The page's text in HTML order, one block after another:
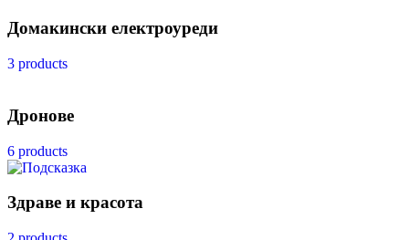
Домакински електроуреди
3 products
Дронове
6 products
Здраве и красота